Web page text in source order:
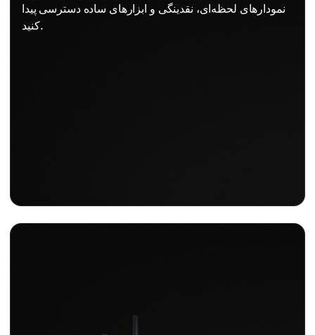
نمودارهای لحظه‌ای، نقدینگی و ابزارهای ساده دسترسی پیدا
کنید.